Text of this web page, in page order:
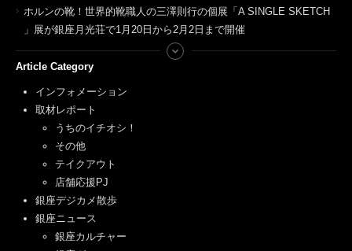
ホルンの靴！世界的靴職人の三澤則行の個展「A SINGLE SKETCH
」展が銀座月光荘で1月20日から2月2日まで開催
Article Category
インフォメーション
取材レポート
うちのイチオシ！
その他
テイクアウト
店舗応援PJ
銀座デジカメ散歩
銀座ニュース
銀座カルチャー